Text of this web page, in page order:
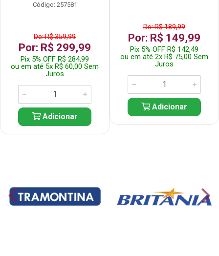
Código: 257581
De: R$ 359,99
Por: R$ 299,99
Pix 5% OFF R$ 284,99
ou em até 5x R$ 60,00 Sem
Juros
Adicionar
De: R$ 189,99
Por: R$ 149,99
Pix 5% OFF R$ 142,49
ou em até 2x R$ 75,00 Sem
Juros
Adicionar